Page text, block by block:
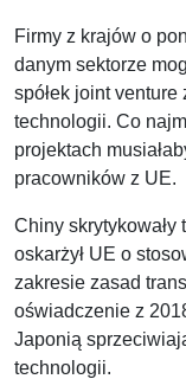
Firmy z krajów o
danym sektorze
spółek joint
technologii. Co
projektach
pracowników z UE.
Chiny
oskarżył UE o
zakresie zasad
oświadczenie z
Japonią
technologii.